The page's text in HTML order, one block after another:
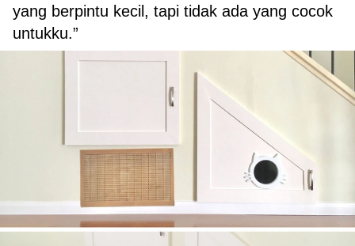
yang berpintu kecil, tapi tidak ada yang cocok
untukku.”